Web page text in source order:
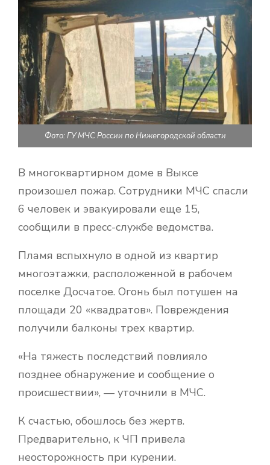
М
Е
Н
Ю
Фото: ГУ МЧС России по Нижегородской области
В многоквартирном доме в Выксе
произошел пожар. Сотрудники МЧС спасли
6 человек и эвакуировали еще 15,
сообщили в пресс-службе ведомства.
Пламя вспыхнуло в одной из квартир
многоэтажки, расположенной в рабочем
поселке Досчатое. Огонь был потушен на
площади 20 «квадратов». Повреждения
получили балконы трех квартир.
«На тяжесть последствий повлияло
позднее обнаружение и сообщение о
происшествии», — уточнили в МЧС.
К счастью, обошлось без жертв.
Предварительно, к ЧП привела
неосторожность при курении.